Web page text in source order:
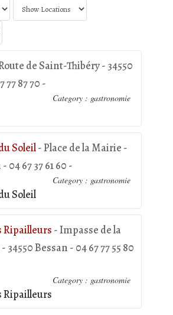
de Saint-Thibéry - 34550
77 87 70 -
Category : gastronomie
Soleil- Place de la Mairie -
04 67 37 61 60 -
Category : gastronomie
Soleil
Ripailleurs - Impasse de la
34550 Bessan - 04 67 77 55 80
Category : gastronomie
Ripailleurs